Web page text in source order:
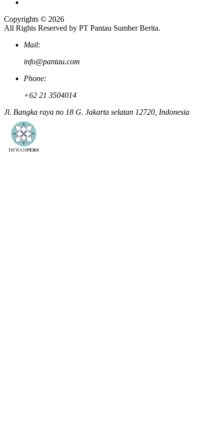
Copyrights © 2026
All Rights Reserved by PT Pantau Sumber Berita.
Mail:
info@pantau.com
Phone:
+62 21 3504014
Jl. Bangka raya no 18 G. Jakarta selatan 12720, Indonesia